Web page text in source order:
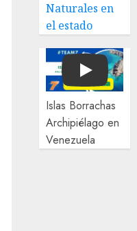
Naturales en
el estado
Play
Islas Borrachas
Archipiélago en
Venezuela